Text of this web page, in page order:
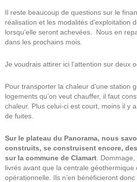
Il reste beaucoup de questions sur le
réalisation et les modalités d’exploitation
lorsqu’elle seront achevées. Nous en
dans les prochains mois.
Je voudrais attirer ici l’attention sur deux
Pour transporter la chaleur d’une station
logements qu’on veut chauffer, il faut
chaleur. Plus celui-ci est court, moins il y
de fuites.
Sur le plateau du Panorama, nous
construits, se construisent encore,
sur la commune de Clamart .
livrés avant que la centrale géothermique
opérationnelle. Ils n’en bénéficieront donc